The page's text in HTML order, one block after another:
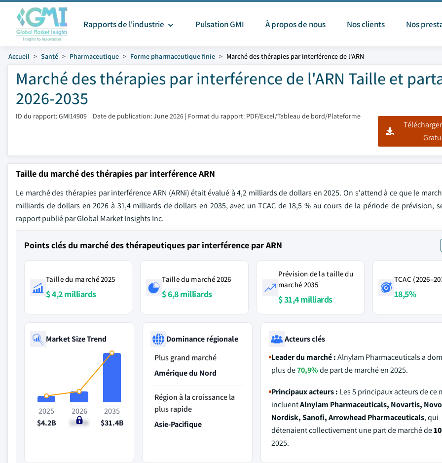
Rapports de l'industrie Pulsation GMI À propos de nous Nos clients Nos
Accueil Santé Pharmaceutique Forme pharmaceutique finie Marché des thérapies par interférence de l'ARN
Marché des thérapies par interférence de l'ARN Taille et
2026-2035
ID du rapport: GMI14909 |Date de publication: June 2026 | Format du rapport: PDF/Excel/Tableau de bord/Plateforme
Taille du marché des thérapies par interférence ARN
Le marché des thérapies par interférence ARN (ARNi) était évalué à 4,2 milliards de dollars en 2025. On s'attend à ce que le
milliards de dollars en 2026 à 31,4 milliards de dollars en 2035, avec un TCAC de 18,5 % au cours de la période de prévision,
rapport publié par Global Market Insights Inc.
Points clés du marché des thérapeutiques par interférence par ARN
Taille du marché 2025
$ 4,2 milliards
Taille du marché 2026
$ 6,8 milliards
Prévision de la taille du
marché 2035
$ 31,4 milliards
TCAC
18,5%
Market Size Trend
2025
$4.2B
2026
$6.8B
2035
$31.4B
Dominance régionale
Plus grand marché
Amérique du Nord
Région à la croissance la
plus rapide
Asie-Pacifique
Acteurs clés
Leader du marché :Alnylam Pharmaceuticals a
plus de70,9%de part de marché en 2025.
Principaux acteurs : Les 5 principaux acteurs de ce
incluentAlnylam Pharmaceuticals, Novartis, Novo
Nordisk, Sanofi, Arrowhead Pharmaceuticals, qui
détenaient collectivement une part de marché de
2025.